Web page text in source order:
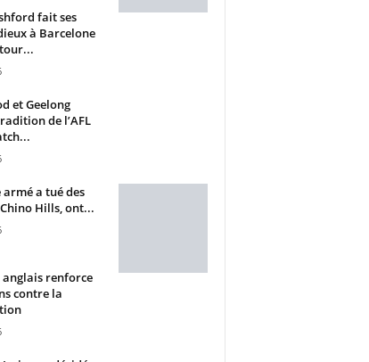
fait ses
à Barcelone
et Geelong
de l’AFL
a tué des
Hills, ont...
renforce
contre la